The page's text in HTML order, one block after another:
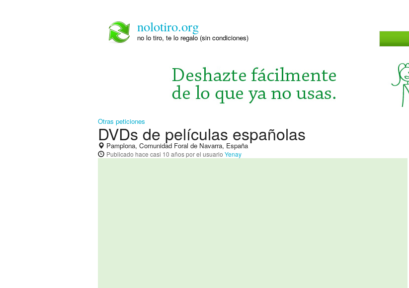
nolotiro.org
no lo tiro, te lo regalo (sin condiciones)
Otras peticiones
DVDs de películas españolas
Pamplona, Comunidad Foral de Navarra, España
Publicado hace casi 10 añospor el usuario Yenay